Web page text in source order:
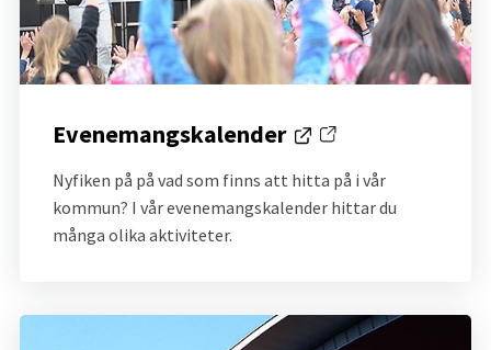
Evenemangskalender
Länk till annan webbplats.
Nyfiken på på vad som finns att hitta på i vår
kommun? I vår evenemangskalender hittar du
många olika aktiviteter.